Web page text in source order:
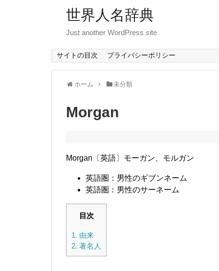
世界人名辞典
Just another WordPress site
サイトの目次 プライバシーポリシー
ホーム 未分類
Morgan
Morgan〔英語〕モーガン、モルガン
英語圏：男性のギブンネーム
英語圏：男性のサーネーム
目次
1. 由来
2. 著名人